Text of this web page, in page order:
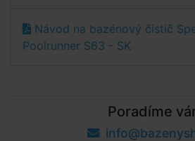
Návod na bazénový čistič
Poolrunner S63 - SK
Poradíme